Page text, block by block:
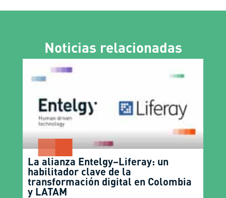
Noticias relacionadas
La alianza Entelgy–Liferay: un
habilitador clave de la
transformación digital en Colombia
y LATAM